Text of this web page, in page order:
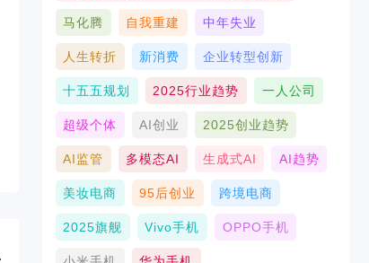
马化腾 自我重建 中年失业
人生转折 新消费 企业转型创新
十五五规划 2025行业趋势 一人公司
超级个体 AI创业 2025创业趋势
AI监管 多模态AI 生成式AI AI趋势
美妆电商 95后创业 跨境电商
2025旗舰 Vivo手机 OPPO手机